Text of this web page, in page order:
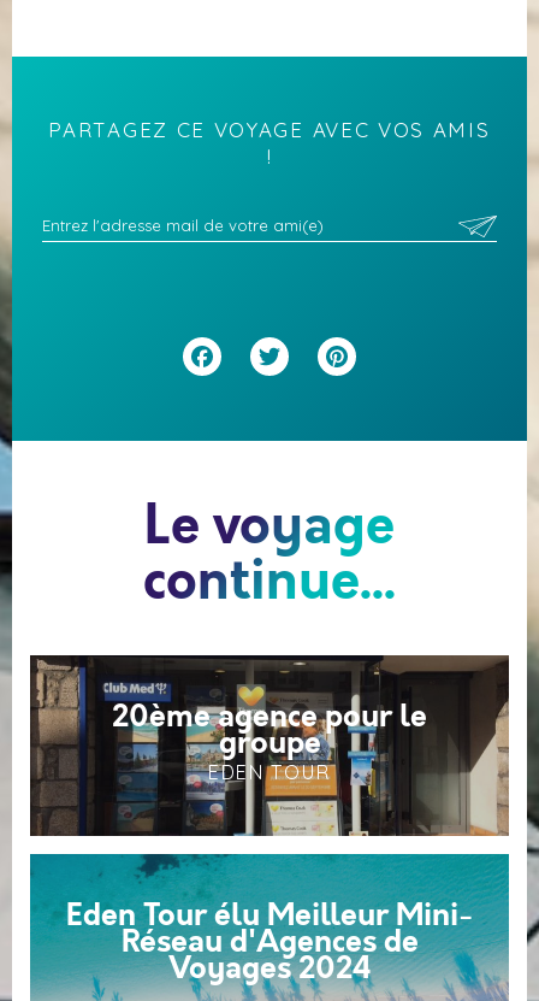
PARTAGEZ CE VOYAGE AVEC VOS AMIS
!
Facebook
Twitter
Le voyage
continue...
20ème agence pour le
groupe
EDEN TOUR
Eden Tour élu Meilleur Mini-
Réseau d'Agences de
Voyages 2024